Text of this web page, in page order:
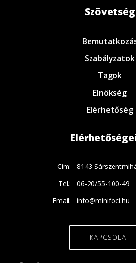
Szövetség
Szabályzatok
Tagok
Elnökség
Elérhetőség
Cím:
8143
Tel.:
06-20/55-100-49
Email:
info@minifoci.hu
KAPCSOLAT